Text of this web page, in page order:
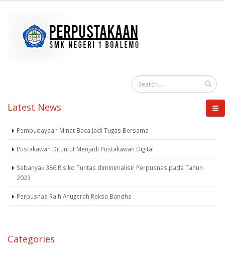
Latest News
Pembudayaan Minat Baca Jadi Tugas Bersama
Pustakawan Dituntut Menjadi Pustakawan Digital
Sebanyak 386 Risiko Tuntas diminimalisir Perpusnas pada Tahun
2023
Perpusnas Raih Anugerah Reksa Bandha
Categories